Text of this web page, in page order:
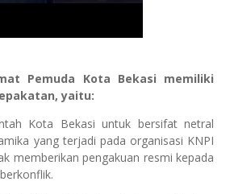
Pemuda Kota Bekasi memiliki
yaitu:
Kota Bekasi untuk bersifat netral
yang terjadi pada organisasi KNPI
memberikan pengakuan resmi kepada